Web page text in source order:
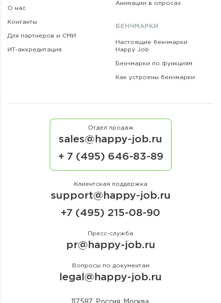
О нас
Контакты
Для партнеров и СМИ
ИТ-аккредитация
Анимации в опросах
БЕНЧМАРКИ
Настоящие бенчмарки
Happy Job
Бенчмарки по функциям
Как устроены бенчмарки
Отдел продаж
sales@happy-job.ru
+ 7 (495) 646-83-89
Клиентская поддержка
support@happy-job.ru
+7 (495) 215-08-90
Пресс-служба
pr@happy-job.ru
Вопросы по документам
legal@happy-job.ru